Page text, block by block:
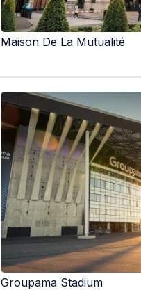
Maison De La Mutualité
Groupama Stadium